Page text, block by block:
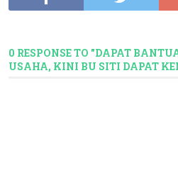
0 RESPONSE TO "DAPAT
USAHA, KINI BU SITI DAPAT